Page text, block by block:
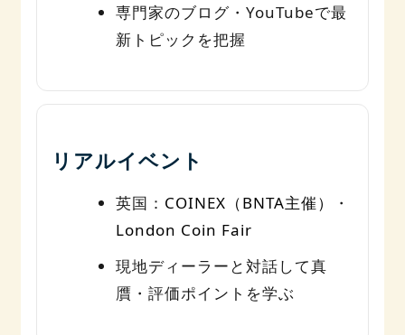
専門家のブログ・YouTubeで最
新トピックを把握
リアルイベント
英国： COINEX（BNTA主催）
・
London Coin Fair
現地ディーラーと対話して真
贋・評価ポイントを学ぶ